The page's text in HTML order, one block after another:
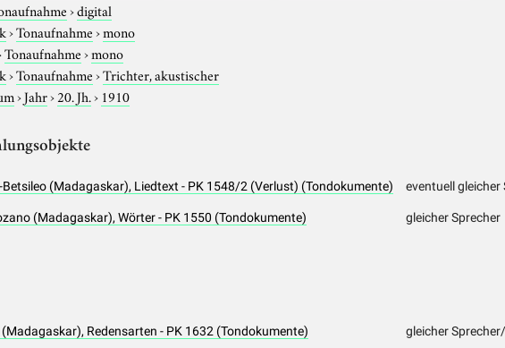
›digital
›Tonaufnahme›mono
Tonaufnahme›mono
›Tonaufnahme›Trichter, akustischer
›Jahr›20. Jh.› 1910
Betsileo (Madagaskar), Liedtext - PK 1548/2 (Verlust) (Tondokumente) eventuell
(Madagaskar), Wörter - PK 1550 (Tondokumente) gleicher Sprecher
Redensarten - PK 1632 (Tondokumente) gleicher